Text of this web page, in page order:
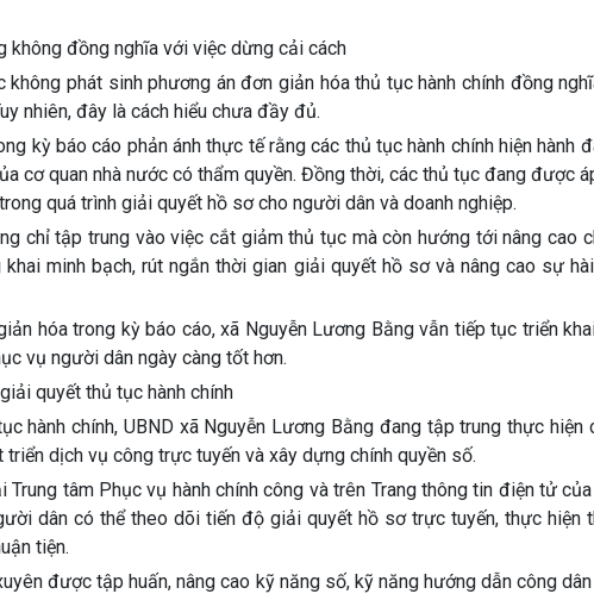
không đồng nghĩa với việc dừng cải cách
phát sinh phương án đơn giản hóa thủ tục hành chính đồng
nhiên, đây là cách hiểu chưa đầy đủ.
kỳ báo cáo phản ánh thực tế rằng các thủ tục hành chính hiện hành
cơ quan nhà nước có thẩm quyền. Đồng thời, các thủ tục đang được
quá trình giải quyết hồ sơ cho người dân và doanh nghiệp.
chỉ tập trung vào việc cắt giảm thủ tục mà còn hướng tới nâng cao
minh bạch, rút ngắn thời gian giải quyết hồ sơ và nâng cao sự
hóa trong kỳ báo cáo, xã Nguyễn Lương Bằng vẫn tiếp tục triển
vụ người dân ngày càng tốt hơn.
quyết thủ tục hành chính
hành chính, UBND xã Nguyễn Lương Bằng đang tập trung thực hiện
dịch vụ công trực tuyến và xây dựng chính quyền số.
tâm Phục vụ hành chính công và trên Trang thông tin điện tử
dân có thể theo dõi tiến độ giải quyết hồ sơ trực tuyến, thực hiện
tiện.
được tập huấn, nâng cao kỹ năng số, kỹ năng hướng dẫn công